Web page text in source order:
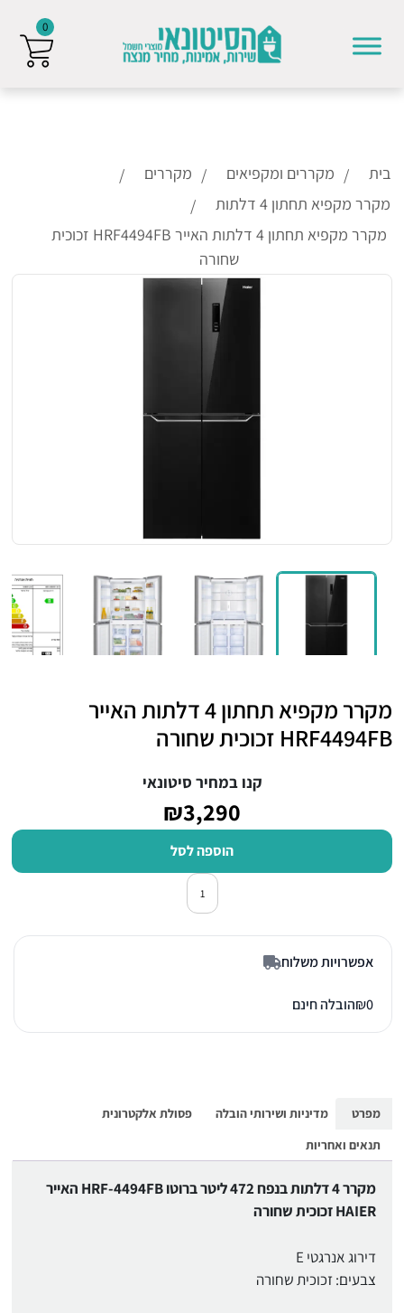
בית מקררים ומקפיאים
מקררים
מקרר מקפיא תחתון 4 דלתות
מקרר מקפיא תחתון 4 דלתות האייר HRF4494FB זכוכית
שחורה
מקרר מקפיא תחתון 4 דלתות האייר
HRF4494FB זכוכית שחורה
קנו במחיר סיטונאי
₪3,290
הוספה לסל
כמות של מקרר מקפיא תחתון 4 דלתות האייר HRF4494FB זכוכית שחורה
אפשרויות משלוח
₪0 הובלה חינם
מפרט מדיניות ושירותי הובלה
פסולת אלקטרונית
תנאים ואחריות
מקרר 4 דלתות בנפח 472 ליטר ברוטו HRF-4494FB האייר
HAIER זכוכית שחורה
דירוג אנרגטי E
צבעים: זכוכית שחורה
0